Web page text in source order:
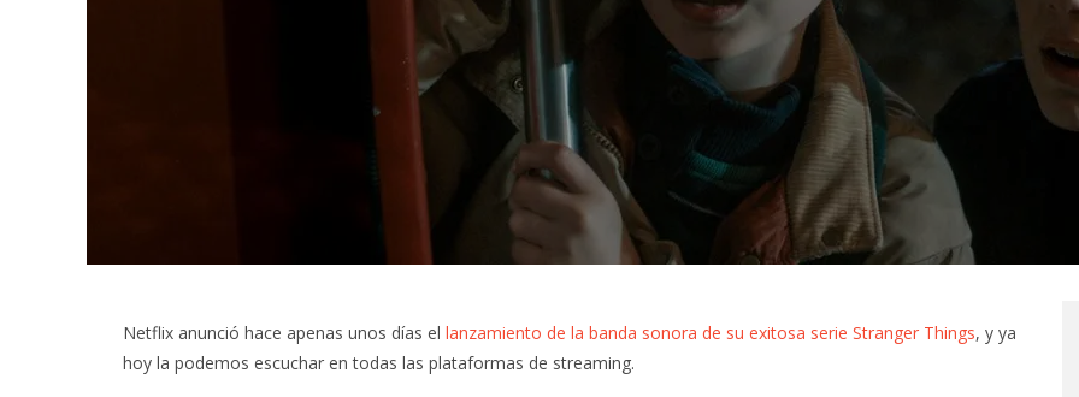
Netflix anunció hace apenas unos días el lanzamiento de la banda sonora de su exitosa serie Stranger Things, y ya
hoy la podemos escuchar en todas las plataformas de streaming.